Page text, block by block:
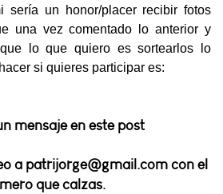
sería un honor/placer recibir fotos
una vez comentado lo anterior y
lo que quiero es sortearlos lo
si quieres participar es:
mensaje en este post
a patrijorge@gmail.com con el
que calzas.